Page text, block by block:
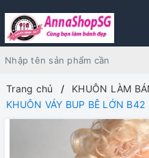
Trang chủ KHUÔN LÀM
KHUÔN VÁY BUP BÊ LỚN B42